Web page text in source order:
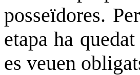
posseïdores.
etapa ha
es veuen